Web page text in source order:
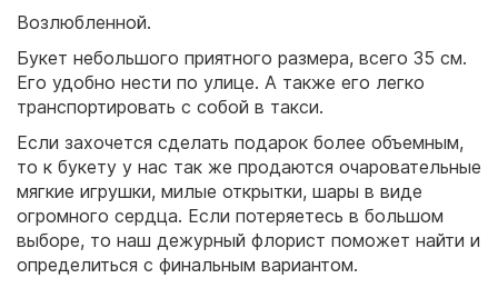
Возлюбленной.
Букет небольшого приятного размера, всего 35 см.
Его удобно нести по улице. А также его легко
транспортировать с собой в такси.
Если захочется сделать подарок более объемным,
то к букету у нас так же продаются очаровательные
мягкие игрушки, милые открытки, шары в виде
огромного сердца. Если потеряетесь в большом
выборе, то наш дежурный флорист поможет найти и
определиться с финальным вариантом.